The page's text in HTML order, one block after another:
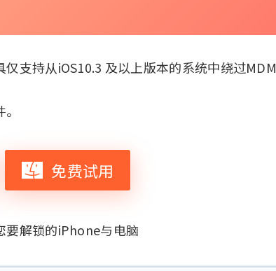
支持从iOS10.3 及以上版本的系统中绕过
免费试用
要解锁的iPhone与电脑